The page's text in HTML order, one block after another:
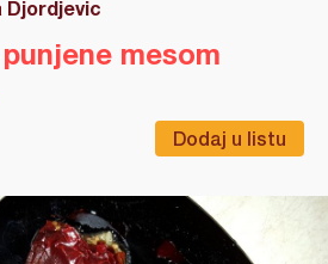
Djordjevic
Dodaj u listu
mesom